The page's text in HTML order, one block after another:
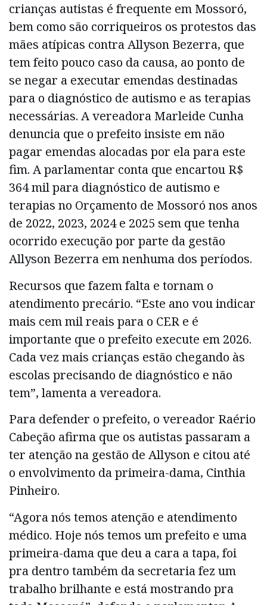
crianças autistas é frequente em Mossoró,
bem como são corriqueiros os protestos das
mães atípicas contra Allyson Bezerra, que
tem feito pouco caso da causa, ao ponto de
se negar a executar emendas destinadas
para o diagnóstico de autismo e as terapias
necessárias. A vereadora Marleide Cunha
denuncia que o prefeito insiste em não
pagar emendas alocadas por ela para este
fim. A parlamentar conta que encartou R$
364 mil para diagnóstico de autismo e
terapias no Orçamento de Mossoró nos anos
de 2022, 2023, 2024 e 2025 sem que tenha
ocorrido execução por parte da gestão
Allyson Bezerra em nenhuma dos períodos.
Recursos que fazem falta e tornam o
atendimento precário. “Este ano vou indicar
mais cem mil reais para o CER e é
importante que o prefeito execute em 2026.
Cada vez mais crianças estão chegando às
escolas precisando de diagnóstico e não
tem”, lamenta a vereadora.
Para defender o prefeito, o vereador Raério
Cabeção afirma que os autistas passaram a
ter atenção na gestão de Allyson e citou até
o envolvimento da primeira-dama, Cinthia
Pinheiro.
“Agora nós temos atenção e atendimento
médico. Hoje nós temos um prefeito e uma
primeira-dama que deu a cara a tapa, foi
pra dentro também da secretaria fez um
trabalho brilhante e está mostrando pra